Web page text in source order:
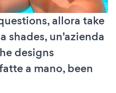
allora take
shades, un'azienda
designs
a mano, been